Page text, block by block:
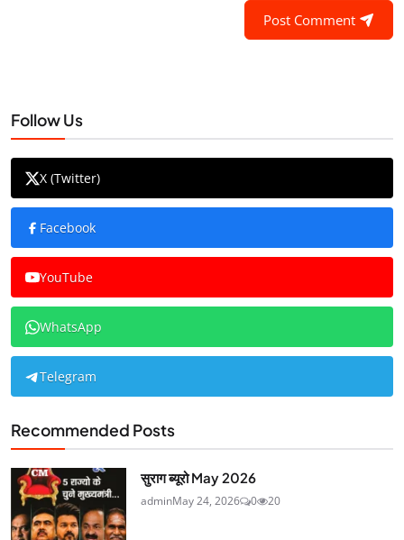
Post Comment
Follow Us
X (Twitter)
Facebook
YouTube
WhatsApp
Telegram
Recommended Posts
सुराग ब्यूरो May 2026
adminMay 24, 2026 0 20